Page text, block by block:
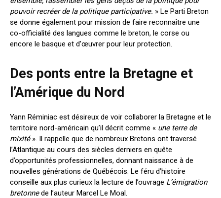
pouvoir recréer de la politique participative. » Le Parti Breton
se donne également pour mission de faire reconnaître une
co-officialité des langues comme le breton, le corse ou
encore le basque et d’œuvrer pour leur protection.
Des ponts entre la Bretagne et
l’Amérique du Nord
Yann Réminiac est désireux de voir collaborer la Bretagne et le
territoire nord-américain qu’il décrit comme « une terre de
mixité ». Il rappelle que de nombreux Bretons ont traversé
l’Atlantique au cours des siècles derniers en quête
d’opportunités professionnelles, donnant naissance à de
nouvelles générations de Québécois. Le féru d’histoire
conseille aux plus curieux la lecture de l’ouvrage L’émigration
bretonnede l’auteur Marcel Le Moal.